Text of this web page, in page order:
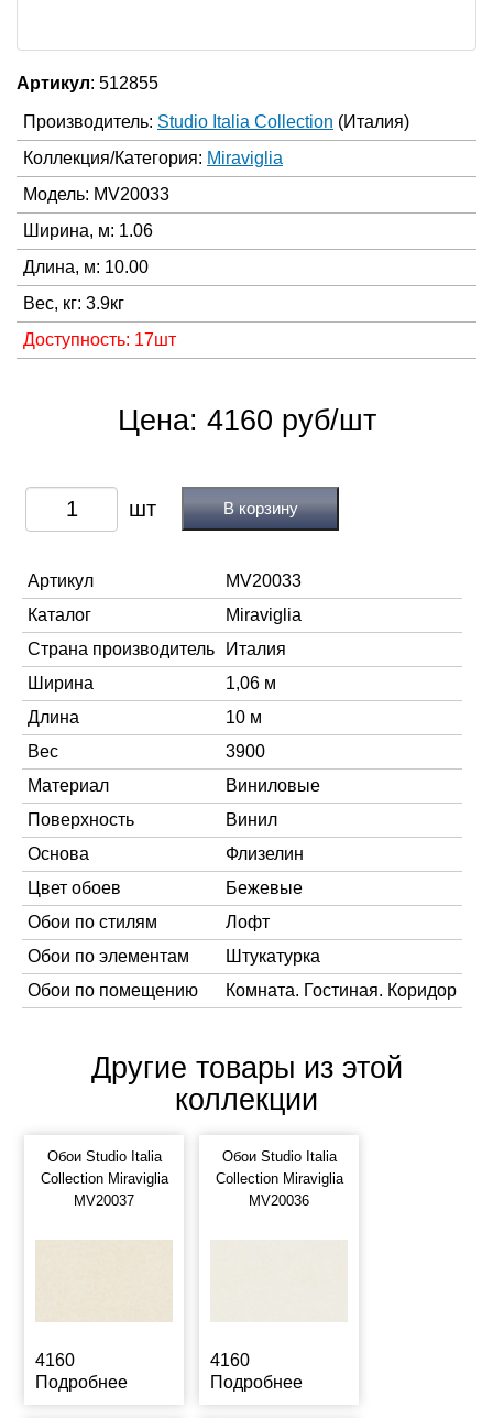
Артикул: 512855
Производитель: Studio Italia Collection (Италия)
Коллекция/Категория: Miraviglia
Модель: MV20033
Ширина, м: 1.06
Длина, м: 10.00
Вес, кг: 3.9кг
Доступность: 17шт
Цена: 4160 руб/шт
В корзину
Артикул
MV20033
Каталог
Miraviglia
Страна производитель
Италия
Ширина
1,06 м
Длина
10 м
Вес
3900
Материал
Виниловые
Поверхность
Винил
Основа
Флизелин
Цвет обоев
Бежевые
Обои по стилям
Лофт
Обои по элементам
Штукатурка
Обои по помещению
Комната. Гостиная. Коридор
Другие товары из этой
коллекции
Обои Studio Italia
Collection Miraviglia
MV20037
4160
Подробнее
Обои Studio Italia
Collection Miraviglia
MV20036
4160
Подробнее